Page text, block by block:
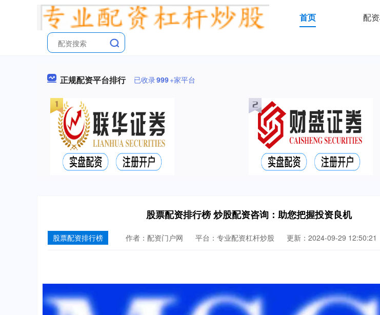
首页 配
正规配资平台排行 已收录999+家平台
股票配资排行榜 炒股配资咨询：助您把握投资良机
股票配资排行榜 作者：配资门户网 平台：专业配资杠杆炒股 更新：2024-09-29 12:50:21